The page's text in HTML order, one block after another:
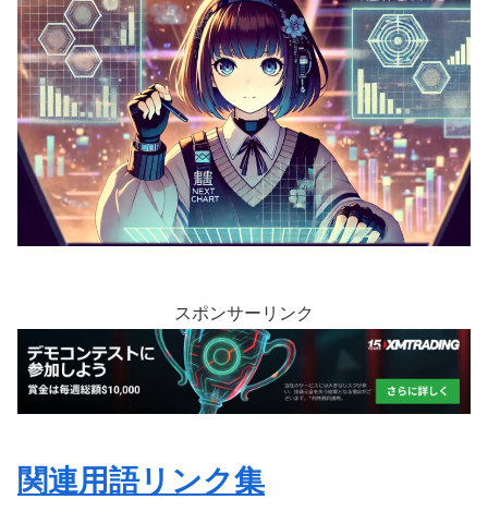
スポンサーリンク
関連用語リンク集